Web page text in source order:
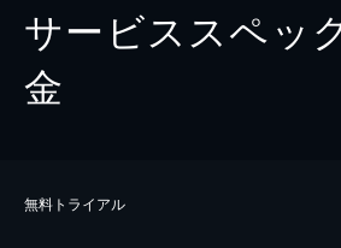
サービススペッ
金
無料トライアル